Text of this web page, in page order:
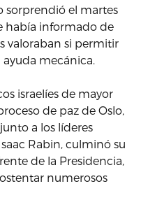
sorprendió el martes
había informado de
valoraban si permitir
mecánica.
israelíes de mayor
de paz de Oslo,
a los líderes
Rabin, culminó su
de la Presidencia,
numerosos